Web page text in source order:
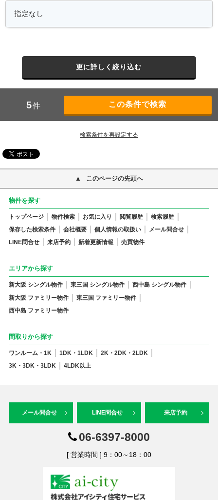
更に詳しく絞り込む
5件
検索条件を再設定する
このページの先頭へ
物件を探す
トップページ 物件検索 お気に入り 閲覧履歴
検索履歴
保存した検索条件
会社概要 個人情報の取扱い
メール問合せ
LINE問合せ
来店予約 新着更新情報 売買物件
エリアから探す
新大阪 シングル物件 東三国 シングル物件
西中島 シングル物件
新大阪 ファミリー物件
東三国 ファミリー物件
西中島 ファミリー物件
間取りから探す
ワンルーム・1K 1DK・1LDK
2K・2DK・2LDK
3K・3DK・3LDK
4LDK以上
メール問合せ LINE問合せ 来店予約
06-6397-8000
[ 営業時間 ] 9：00～18：00